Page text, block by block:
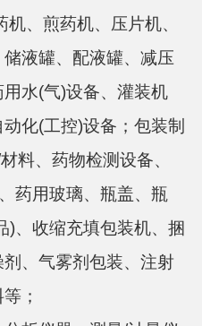
机、煎药机、压片机、
液罐、配液罐、减压
用水(气)设备、灌装机
化(工控)设备；包装制
料、药物检测设备、
药用玻璃、瓶盖、瓶
)、收缩充填包装机、捆
、气雾剂包装、注射
；